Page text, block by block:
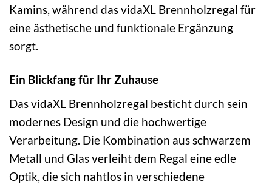
Kamins, während das vidaXL Brennholzregal für
eine ästhetische und funktionale Ergänzung
sorgt.
Ein Blickfang für Ihr Zuhause
Das vidaXL Brennholzregal besticht durch sein
modernes Design und die hochwertige
Verarbeitung. Die Kombination aus schwarzem
Metall und Glas verleiht dem Regal eine edle
Optik, die sich nahtlos in verschiedene